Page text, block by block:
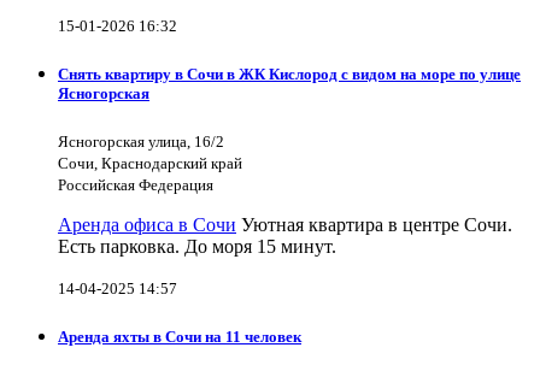
15-01-2026 16:32
Снять квартиру в Сочи в ЖК Кислород с видом на море по улице
Ясногорская
Ясногорская улица, 16/2
Сочи, Краснодарский край
Российская Федерация
Аренда офиса в Сочи Уютная квартира в центре Сочи.
Есть парковка. До моря 15 минут.
14-04-2025 14:57
Аренда яхты в Сочи на 11 человек